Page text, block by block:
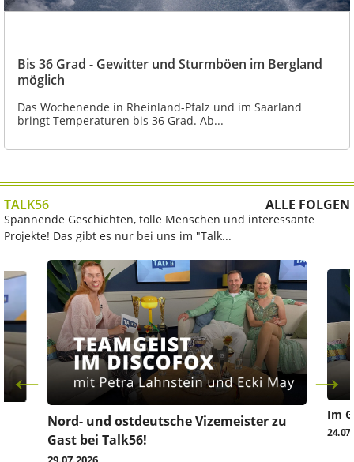
Bis 36 Grad - Gewitter und Sturmböen im Bergland
möglich
Das Wochenende in Rheinland-Pfalz und im Saarland
bringt Temperaturen bis 36 Grad. Ab...
TALK56 ALLE FOLGEN
Spannende Geschichten, tolle Menschen und interessante
Projekte! Das gibt es nur bei uns im "Talk...
Nord- und ostdeutsche Vizemeister zu
Gast bei Talk56!
Im